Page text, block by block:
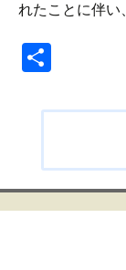
れたことに伴い
ビ
ゲ